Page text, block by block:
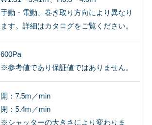
手動・電動、巻き取り方向により異なり
ます。詳細はカタログをご覧ください。
600Pa
※参考値であり保証値ではありません。
開：7.5m／min
閉：5.4m／min
※シャッターの大きさにより変わりま